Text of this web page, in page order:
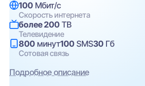
100 Мбит/с
Скорость интернета
более 200 ТВ
Телевидение
800 минут100 SMS30 Гб
Сотовая связь
Подробное описание